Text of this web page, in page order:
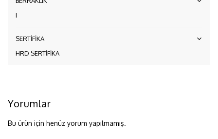
I
SERTİFİKA
HRD SERTİFİKA
Yorumlar
Bu ürün için henüz yorum yapılmamış.